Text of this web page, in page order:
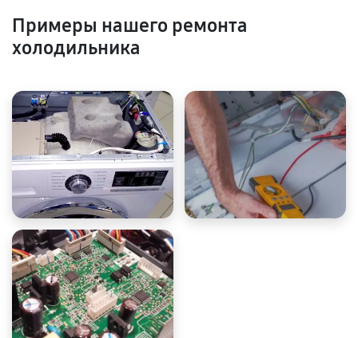
Примеры нашего ремонта
холодильника